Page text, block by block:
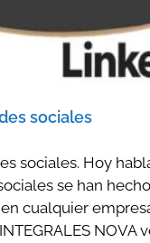
sociales
sociales. Hoy
se han hecho
cualquier
NOVA